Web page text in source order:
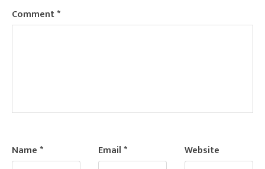
Comment*
Name* Email* Website